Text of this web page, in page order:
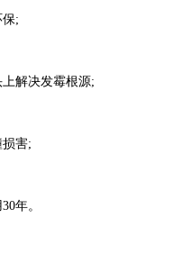
;
解决发霉根源;
害;
年。